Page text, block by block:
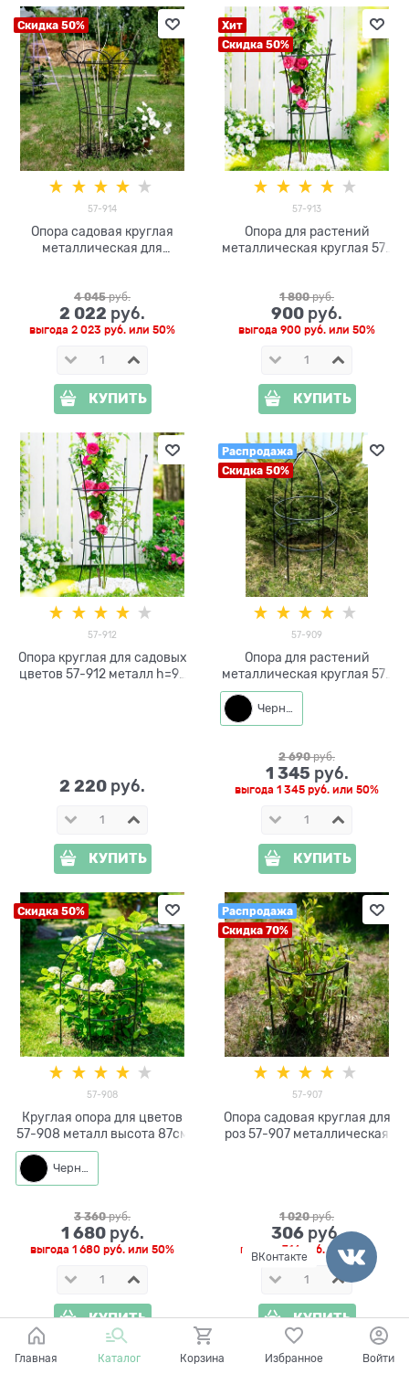
Скидка 50%
57-914
Опора садовая круглая
металлическая для
4 045 руб.
2 022 руб.
выгода 2 023 руб. или 50%
КУПИТЬ
Хит
Скидка 50%
57-913
Опора для растений
металлическая круглая 57-
1 800 руб.
900 руб.
выгода 900 руб. или 50%
КУПИТЬ
57-912
Опора круглая для садовых
цветов 57-912 металл h=92
2 220 руб.
КУПИТЬ
Распродажа
Скидка 50%
57-909
Опора для растений
металлическая круглая 57-
909 высота 83 см
Черный
2 690 руб.
1 345 руб.
выгода 1 345 руб. или 50%
КУПИТЬ
Скидка 50%
57-908
Круглая опора для цветов
57-908 металл высота 87см
Черный
3 360 руб.
1 680 руб.
выгода 1 680 руб. или 50%
КУПИТЬ
Распродажа
Скидка 70%
57-907
Опора садовая круглая для
роз 57-907 металлическая
1 020 руб.
306 руб.
выгода 714 руб.или70%
КУПИТЬ
Главная Каталог Корзина Избранное Войти
ВКонтакте